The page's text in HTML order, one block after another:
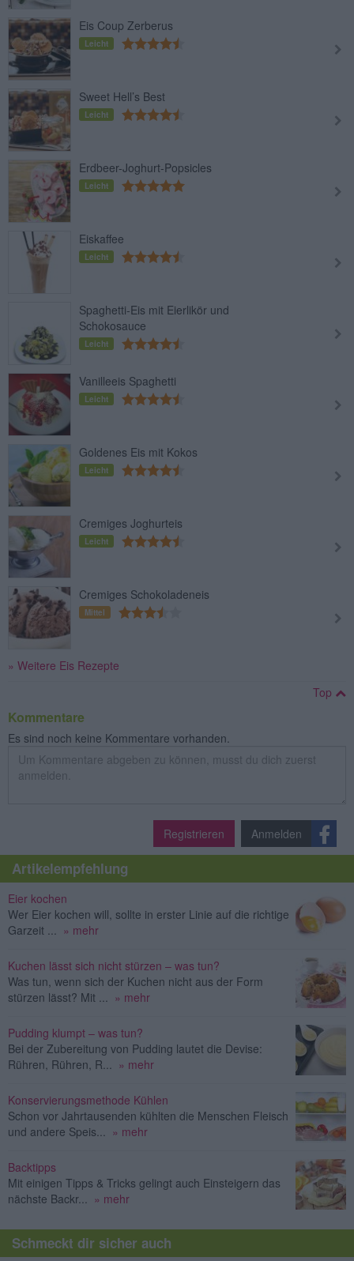
Eis Coup Zerberus
Leicht
Sweet Hell’s Best
Leicht
Erdbeer-Joghurt-Popsicles
Leicht
Eiskaffee
Leicht
Spaghetti-Eis mit Eierlikör und
Schokosauce
Leicht
Vanilleeis Spaghetti
Leicht
Goldenes Eis mit Kokos
Leicht
Cremiges Joghurteis
Leicht
Cremiges Schokoladeneis
Mittel
» Weitere Eis Rezepte
Top
Kommentare
Es sind noch keine Kommentare vorhanden.
Registrieren Anmelden
Artikelempfehlung
Eier kochen
Wer Eier kochen will, sollte in erster Linie auf die richtige
Garzeit ... » mehr
Kuchen lässt sich nicht stürzen – was tun?
Was tun, wenn sich der Kuchen nicht aus der Form
stürzen lässt? Mit ... » mehr
Pudding klumpt – was tun?
Bei der Zubereitung von Pudding lautet die Devise:
Rühren, Rühren, R... » mehr
Konservierungsmethode Kühlen
Schon vor Jahrtausenden kühlten die Menschen Fleisch
und andere Speis... » mehr
Backtipps
Mit einigen Tipps & Tricks gelingt auch Einsteigern das
nächste Backr... » mehr
Schmeckt dir sicher auch